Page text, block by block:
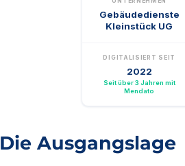
Gebäudedienste
Kleinstück UG
DIGITALISIERT SEIT
2022
Seit über 3 Jahren mit
Mendato
Die Ausgangslage